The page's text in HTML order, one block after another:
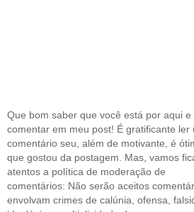
Que bom saber que você está por aqui e
comentar em meu post! É gratificante ler
comentário seu, além de motivante, é
que gostou da postagem. Mas, vamos
atentos a política de moderação de
comentários: Não serão aceitos
envolvam crimes de calúnia, ofensa,